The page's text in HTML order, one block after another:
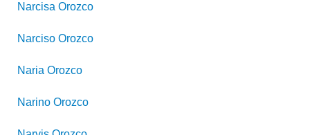
Narcisa Orozco
Narciso Orozco
Naria Orozco
Narino Orozco